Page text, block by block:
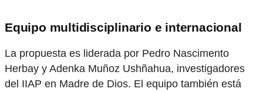
Equipo multidisciplinario e internacional
La propuesta es liderada por Pedro Nascimento
Herbay y Adenka Muñoz Ushñahua, investigadores
del IIAP en Madre de Dios. El equipo también está